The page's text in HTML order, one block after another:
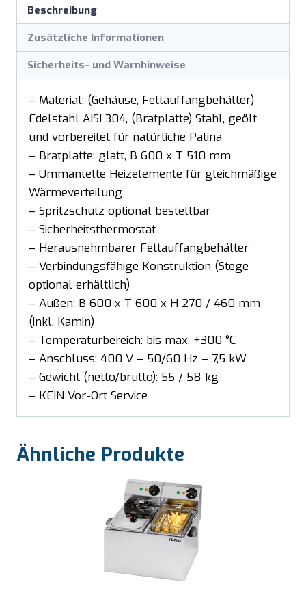
Beschreibung
Zusätzliche Informationen
Sicherheits- und Warnhinweise
– Material: (Gehäuse, Fettauffangbehälter)
Edelstahl AISI 304, (Bratplatte) Stahl, geölt
und vorbereitet für natürliche Patina
– Bratplatte: glatt, B 600 x T 510 mm
– Ummantelte Heizelemente für gleichmäßige
Wärmeverteilung
– Spritzschutz optional bestellbar
– Sicherheitsthermostat
– Herausnehmbarer Fettauffangbehälter
– Verbindungsfähige Konstruktion (Stege
optional erhältlich)
– Außen: B 600 x T 600 x H 270 / 460 mm
(inkl. Kamin)
– Temperaturbereich: bis max. +300 °C
– Anschluss: 400 V – 50/60 Hz – 7,5 kW
– Gewicht (netto/brutto): 55 / 58 kg
– KEIN Vor-Ort Service
Ähnliche Produkte